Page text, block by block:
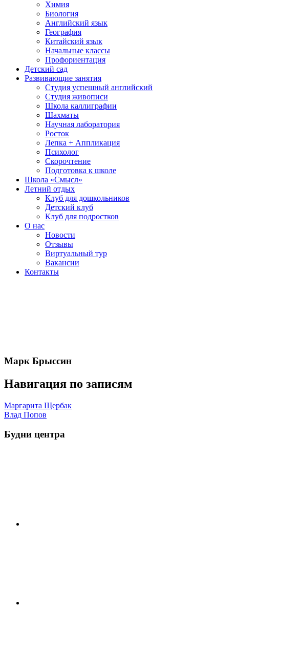
Химия
Биология
Английский язык
География
Китайский язык
Начальные классы
Профориентация
Детский сад
Развивающие занятия
Студия успешный английский
Студия живописи
Школа каллиграфии
Шахматы
Научная лаборатория
Росток
Лепка + Аппликация
Психолог
Скорочтение
Подготовка к школе
Школа «Смысл»
Летний отдых
Клуб для дошкольников
Детский клуб
Клуб для подростков
О нас
Новости
Отзывы
Виртуальный тур
Вакансии
Контакты
Марк Брыссин
Навигация по записям
Маргарита Щербак
Влад Попов
Будни центра